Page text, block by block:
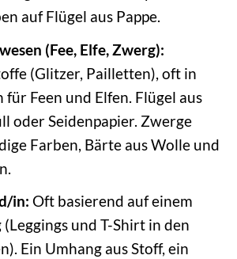
auf Flügel aus Pappe.
(Fee, Elfe, Zwerg):
(Glitzer, Pailletten), oft in
für Feen und Elfen. Flügel aus
oder Seidenpapier. Zwerge
Farben, Bärte aus Wolle und
in: Oft basierend auf einem
und T-Shirt in den
Ein Umhang aus Stoff, ein